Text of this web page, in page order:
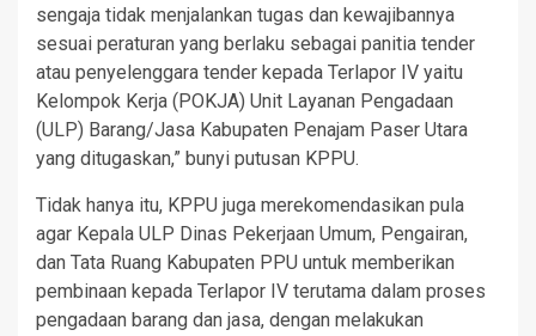
sengaja tidak menjalankan tugas dan kewajibannya
sesuai peraturan yang berlaku sebagai panitia tender
atau penyelenggara tender kepada Terlapor IV yaitu
Kelompok Kerja (POKJA) Unit Layanan Pengadaan
(ULP) Barang/Jasa Kabupaten Penajam Paser Utara
yang ditugaskan,” bunyi putusan KPPU.
Tidak hanya itu, KPPU juga merekomendasikan pula
agar Kepala ULP Dinas Pekerjaan Umum, Pengairan,
dan Tata Ruang Kabupaten PPU untuk memberikan
pembinaan kepada Terlapor IV terutama dalam proses
pengadaan barang dan jasa, dengan melakukan